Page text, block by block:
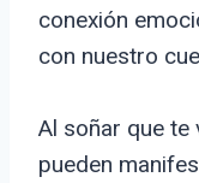
conexión
con nuestro
Al soñar que te
pueden